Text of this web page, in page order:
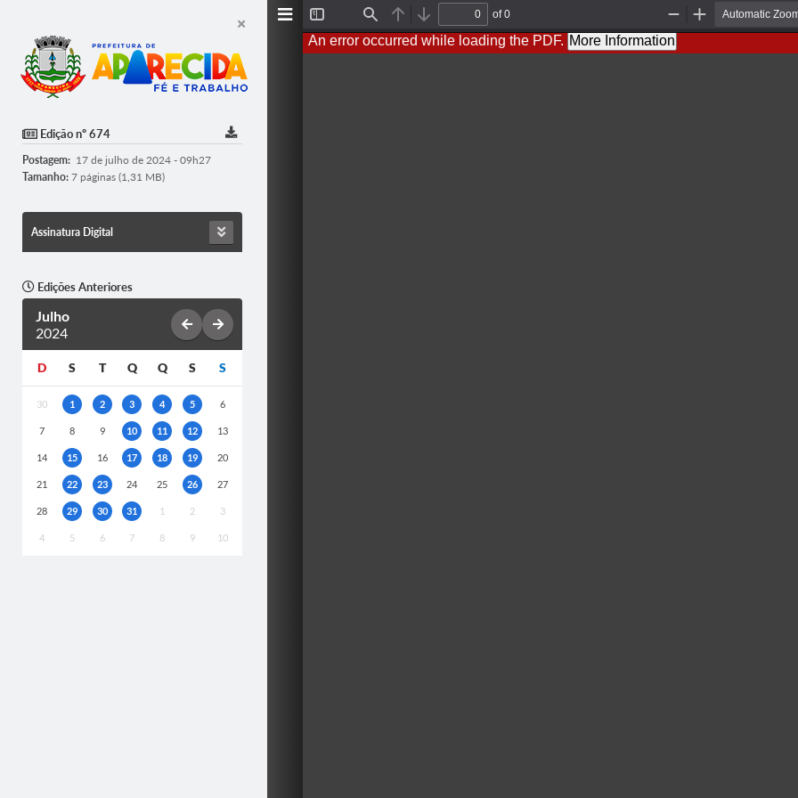
Edição nº 674
Postagem: 17 de julho de 2024 - 09h27
Tamanho: 7 páginas (1,31 MB)
Assinatura Digital
Edições Anteriores
Julho
2024
D S T Q Q S S
30 1 2 3 4 5 6
7 8 9 10 11 12 13
14 15 16 17 18 19 20
21 22 23 24 25 26 27
28 29 30 31 1 2 3
4 5 6 7 8 9 10
Sidebar
Find Previous
Next
of 0
Out
An error occurred while loading the PDF. More Information